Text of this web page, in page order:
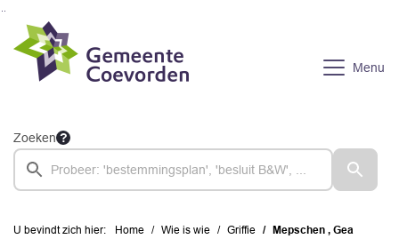
Ga naar de inhoud van deze pagina
Ga naar het zoeken
Ga naar het menu
Menu
Zoeken
U bevindt zich hier: Home Wie is wie Griffie Mepschen , Gea